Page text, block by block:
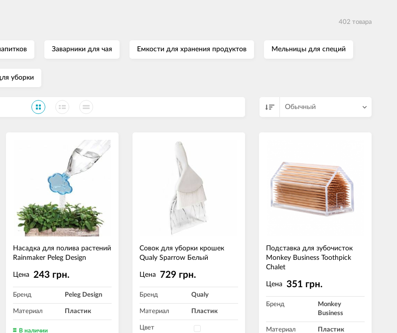
402 товара
Заварники для чая Емкости для хранения продуктов Мельницы для специй
уборки
Обычный
Насадка для полива растений
Rainmaker Peleg Design
Цена 243 грн.
Бренд Peleg Design
Материал Пластик
В наличии
Совок для уборки крошек
Qualy Sparrow Белый
Цена 729 грн.
Бренд Qualy
Материал Пластик
Цвет
Подставка для зубочисток
Monkey Business Toothpick
Chalet
Цена 351 грн.
Бренд
Monkey
Business
Материал Пластик